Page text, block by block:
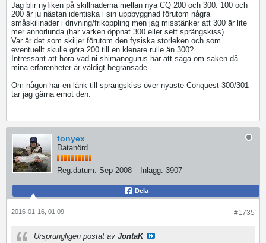
Jag blir nyfiken på skillnaderna mellan nya CQ 200 och 300. 100 och
200 är ju nästan identiska i sin uppbyggnad förutom några
småskillnader i drivning/frikoppling men jag misstänker att 300 är lite
mer annorlunda (har varken öppnat 300 eller sett sprängskiss).
Var är det som skiljer förutom den fysiska storleken och som
eventuellt skulle göra 200 till en klenare rulle än 300?
Intressant att höra vad ni shimanogurus har att säga om saken då
mina erfarenheter är väldigt begränsade.
Om någon har en länk till sprängskiss över nyaste Conquest 300/301
tar jag gärna emot den.
tonyex
Datanörd
Reg.datum: Sep 2008 Inlägg: 3907
Dela
#1735
2016-01-16, 01:09
Ursprungligen postat av JontaK